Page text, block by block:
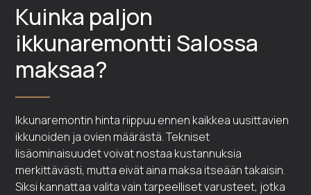
Kuinka paljon
ikkunaremontti Salossa
maksaa?
Ikkunaremontin hinta riippuu ennen kaikkea uusittavien
ikkunoiden ja ovien määrästä. Tekniset
lisäominaisuudet voivat nostaa kustannuksia
merkittävästi, mutta eivät aina maksa itseään takaisin.
Siksi kannattaa valita vain tarpeelliset varusteet, jotka